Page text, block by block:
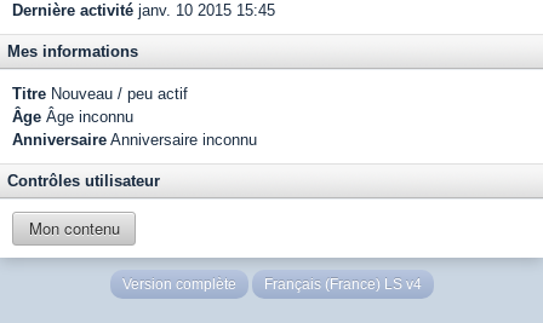
Dernière activité janv. 10 2015 15:45
Mes informations
Titre Nouveau / peu actif
Âge Âge inconnu
Anniversaire Anniversaire inconnu
Contrôles utilisateur
Mon contenu
Version complète Français (France) LS v4